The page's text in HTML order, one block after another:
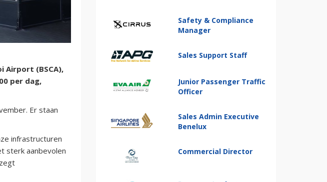
Airport (BSCA),
per dag,
Er staan
infrastructuren
sterk aanbevolen
Safety & Compliance
Manager
Sales Support Staff
Junior Passenger Traffic
Officer
Sales Admin Executive
Benelux
Commercial Director